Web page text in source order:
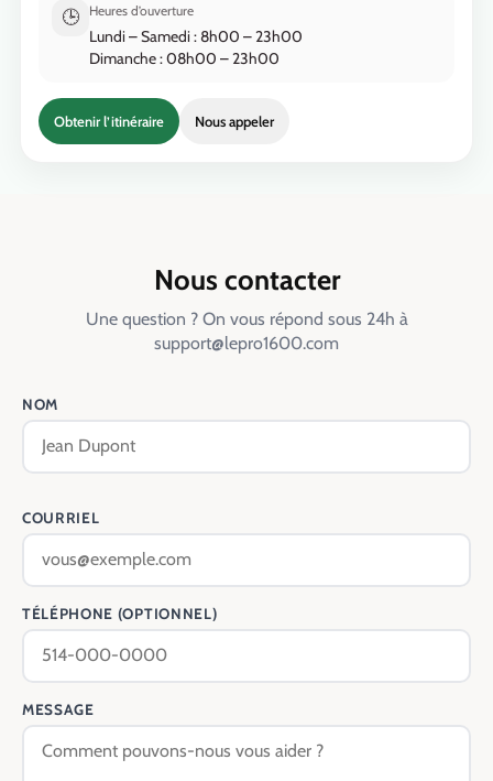
🕒 Heures d’ouverture
Lundi – Samedi : 8h00 – 23h00
Dimanche : 08h00 – 23h00
Obtenir l’itinéraire Nous appeler
Nous contacter
Une question ? On vous répond sous 24h à
support@lepro1600.com
NOM
COURRIEL
TÉLÉPHONE (OPTIONNEL)
MESSAGE